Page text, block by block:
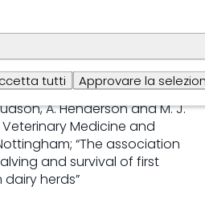
tutti Approvare la
through six months of
J. Dairy Sci. 92:799–
1470.
A. Henderson and M. J.
Medicine and
“The association
and survival of first
herds”